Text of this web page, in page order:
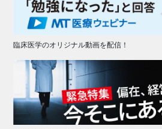
臨床医学のオリジナル動画を配信！